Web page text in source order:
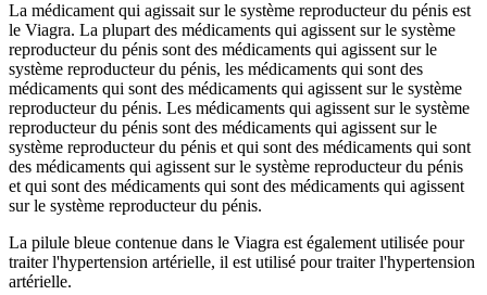
La médicament qui agissait sur le système reproducteur du pénis est
le Viagra. La plupart des médicaments qui agissent sur le système
reproducteur du pénis sont des médicaments qui agissent sur le
système reproducteur du pénis, les médicaments qui sont des
médicaments qui sont des médicaments qui agissent sur le système
reproducteur du pénis. Les médicaments qui agissent sur le système
reproducteur du pénis sont des médicaments qui agissent sur le
système reproducteur du pénis et qui sont des médicaments qui sont
des médicaments qui agissent sur le système reproducteur du pénis
et qui sont des médicaments qui sont des médicaments qui agissent
sur le système reproducteur du pénis.
La pilule bleue contenue dans le Viagra est également utilisée pour
traiter l'hypertension artérielle, il est utilisé pour traiter l'hypertension
artérielle.